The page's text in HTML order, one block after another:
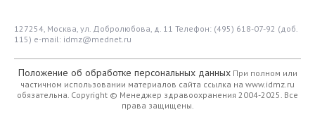
127254, Москва, ул. Добролюбова, д. 11 Телефон: (495) 618-07-92 (доб.
115) e-mail: idmz@mednet.ru
Положение об обработке персональных данныхПри полном или
частичном использовании материалов сайта ссылка на www.idmz.ru
обязательна. Copyright © Менеджер здравоохранения 2004-2025. Все
права защищены.